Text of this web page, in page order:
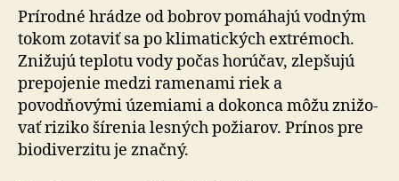
Prírodné hrádze od bobrov pomáhajú vodným
tokom zotaviť sa po klimatických extrémoch.
Znižujú teplotu vody počas horúčav, zlepšujú
prepojenie medzi ra­me­na­mi riek a
povodňovými územiami a dokonca môžu zni­žo­
vať riziko šírenia lesných požiarov. Prínos pre
bio­di­ver­zi­tu je značný.